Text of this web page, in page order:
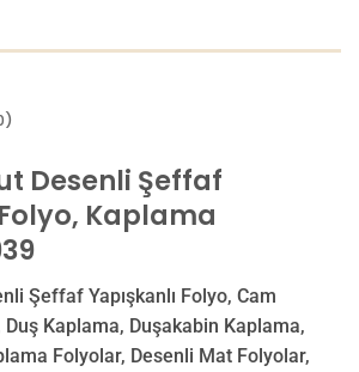
Desenli Şeffaf
Kaplama
Şeffaf Yapışkanlı Folyo, Cam
Duş Kaplama, Duşakabin Kaplama,
Folyolar, Desenli Mat Folyolar,